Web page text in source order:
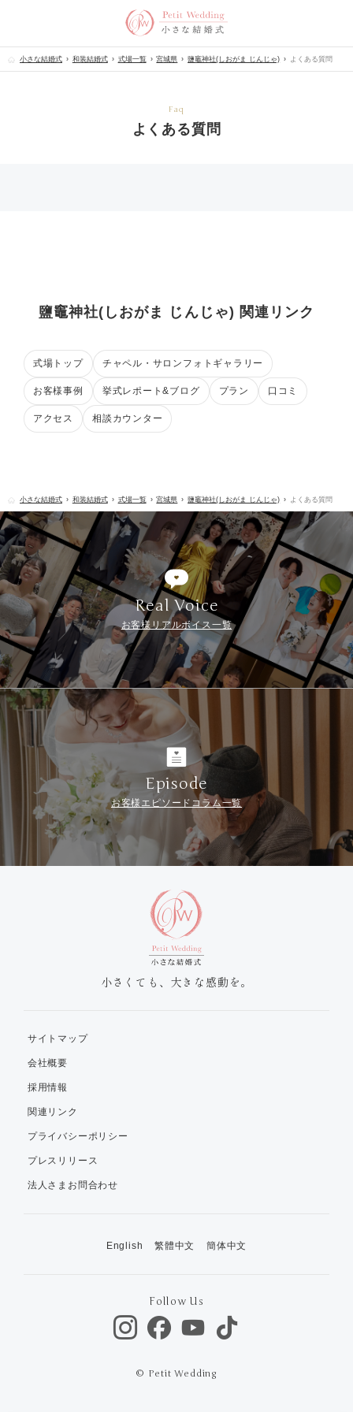
小さな結婚式 和装結婚式 式場一覧 宮城県 鹽竈神社(しおがま じんじゃ) よくある質問
Faq
よくある質問
鹽竈神社(しおがま じんじゃ) 関連リンク
式場トップ チャペル・サロンフォトギャラリー
お客様事例 挙式レポート&ブログ プラン 口コミ
アクセス 相談カウンター
小さな結婚式 和装結婚式 式場一覧 宮城県 鹽竈神社(しおがま じんじゃ) よくある質問
Real Voice
お客様リアルボイス一覧
Episode
お客様エピソードコラム一覧
小さくても、大きな感動を。
サイトマップ
会社概要
採用情報
関連リンク
プライバシーポリシー
プレスリリース
法人さまお問合わせ
English 繁體中文 簡体中文
Follow Us
© Petit Wedding